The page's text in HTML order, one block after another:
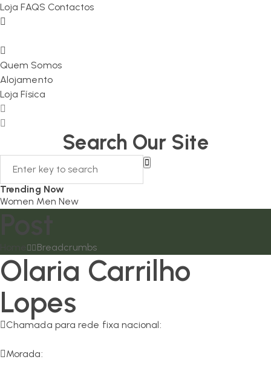
Loja FAQS Contactos
Quem Somos
Alojamento
Loja Física
Search Our Site
Trending Now
Women Men New
Breadcrumbs
Olaria Carrilho
Lopes
Chamada para rede fixa nacional:
Morada: